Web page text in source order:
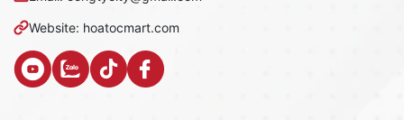
Website: hoatocmart.com